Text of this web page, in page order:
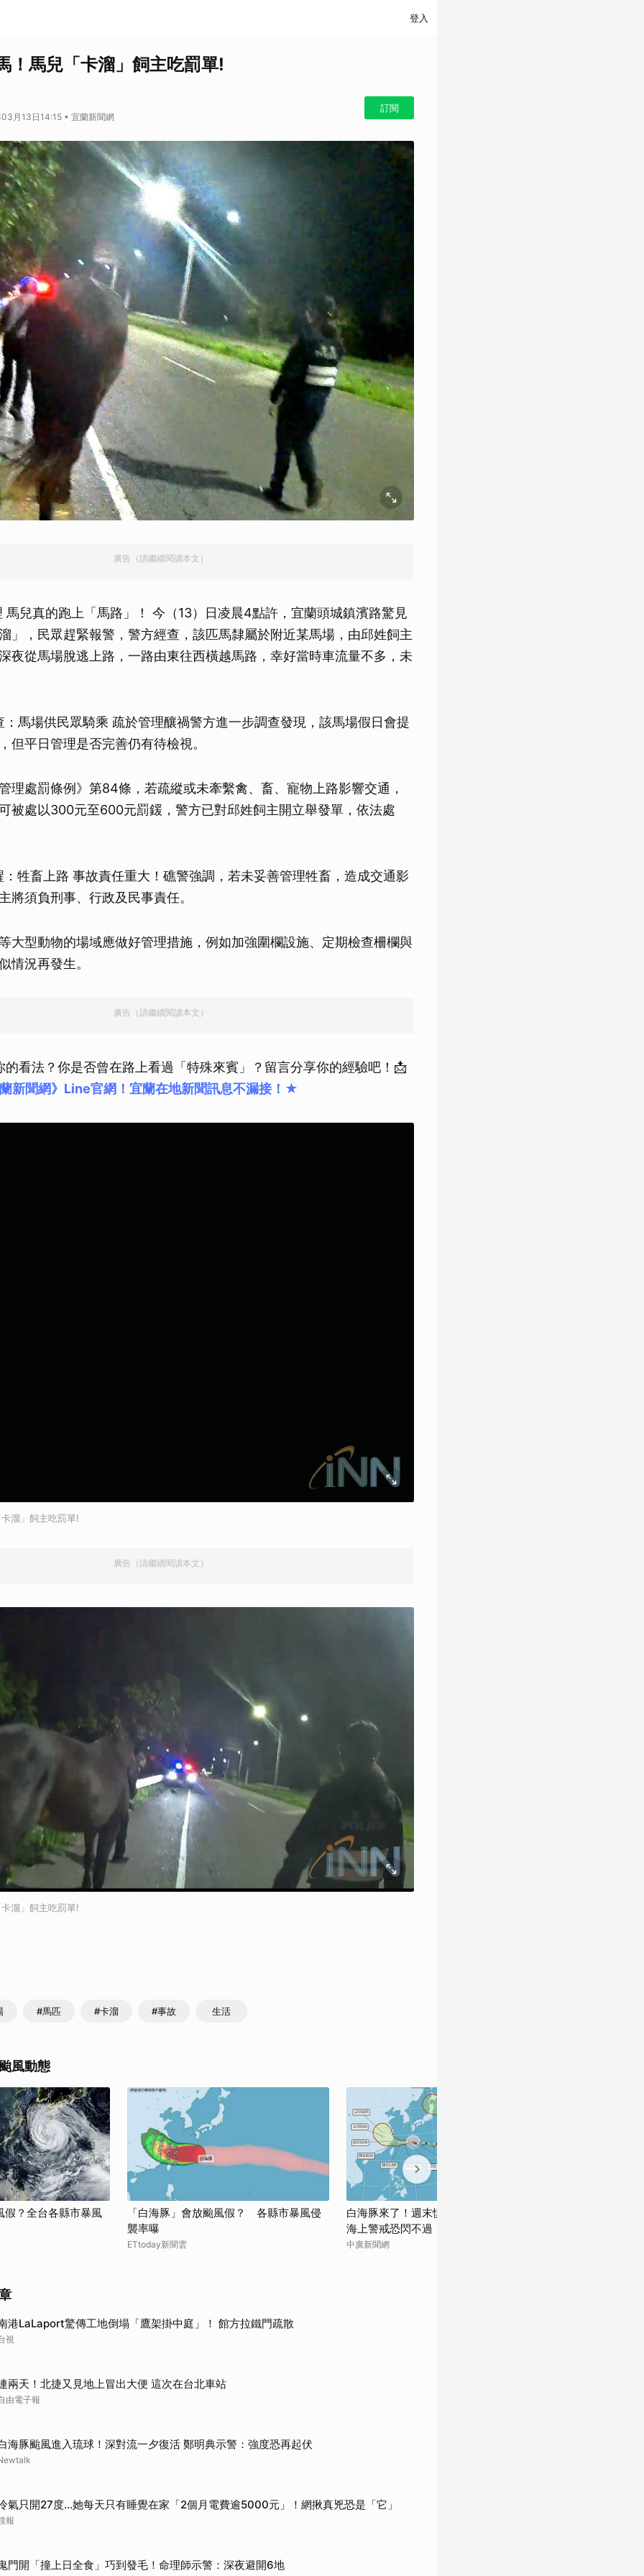
登入
！馬兒「卡溜」飼主吃罰單!
月13日14:15 • 宜蘭新聞網
訂閱
廣告（請繼續閱讀本文）
馬兒真的跑上「馬路」！ 今（13）日凌晨4點許，宜蘭頭城鎮濱路驚見
」，民眾趕緊報警，警方經查，該匹馬隸屬於附近某馬場，由邱姓飼主
夜從馬場脫逃上路，一路由東往西橫越馬路，幸好當時車流量不多，未
：馬場供民眾騎乘 疏於管理釀禍警方進一步調查發現，該馬場假日會提
但平日管理是否完善仍有待檢視。
理處罰條例》第84條，若疏縱或未牽繫禽、畜、寵物上路影響交通，
被處以300元至600元罰鍰，警方已對邱姓飼主開立舉發單，依法處
牲畜上路 事故責任重大！礁警強調，若未妥善管理牲畜，造成交通影
將須負刑事、行政及民事責任。
大型動物的場域應做好管理措施，例如加強圍欄設施、定期檢查柵欄與
情況再發生。
廣告（請繼續閱讀本文）
的看法？你是否曾在路上看過「特殊來賓」？留言分享你的經驗吧！📩
新聞網》Line官網！宜蘭在地新聞訊息不漏接！★
卡溜」飼主吃罰單!
廣告（請繼續閱讀本文）
卡溜」飼主吃罰單!
#馬匹 #卡溜 #事故 生活
風動態
假？全台各縣市暴風
「白海豚」會放颱風假？ 各縣市暴風侵
襲率曝
ETtoday新聞雲
白海豚來了！週末慎防強降雨 吳德榮：
海上警戒恐閃不過
中廣新聞網
港LaLaport驚傳工地倒塌「鷹架掛中庭」！ 館方拉鐵門疏散
視
兩天！北捷又見地上冒出大便 這次在台北車站
由電子報
海豚颱風進入琉球！深對流一夕復活 鄭明典示警：強度恐再起伏
氣只開27度…她每天只有睡覺在家「2個月電費逾5000元」！網揪真兇恐是「它」
報
門開「撞上日全食」巧到發毛！命理師示警：深夜避開6地